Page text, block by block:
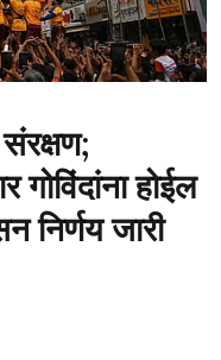
होईल
निर्णय जारी